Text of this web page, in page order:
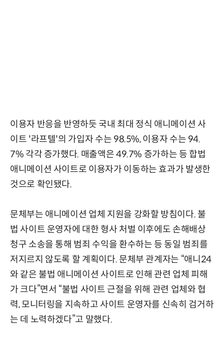
이용자 반응을 반영하듯 국내 최대 정식 애니메이션 사
이트 '라프텔'의 가입자 수는 98.5%, 이용자 수는 94.
7% 각각 증가했다. 매출액은 49.7% 증가하는 등 합법
애니메이션 사이트로 이용자가 이동하는 효과가 발생한
것으로 확인됐다.
문체부는 애니메이션 업체 지원을 강화할 방침이다. 불
법 사이트 운영자에 대한 형사 처벌 이후에도 손해배상
청구 소송을 통해 범죄 수익을 환수하는 등 동일 범죄를
저지르지 않도록 할 계획이다. 문체부 관계자는 “애니24
와 같은 불법 애니메이션 사이트로 인해 관련 업체 피해
가 크다”면서 “불법 사이트 근절을 위해 관련 업체와 협
력, 모니터링을 지속하고 사이트 운영자를 신속히 검거하
는 데 노력하겠다”고 말했다.